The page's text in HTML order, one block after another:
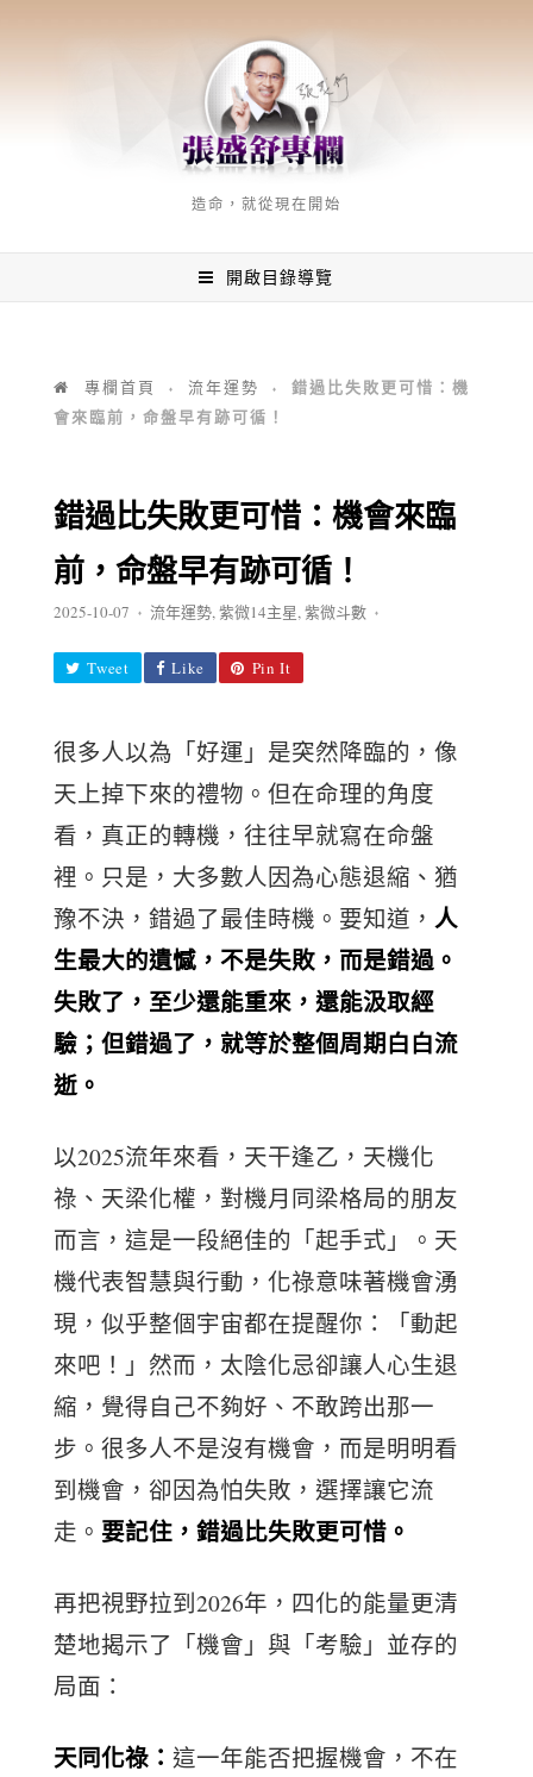
造命，就從現在開始
開啟目錄導覽
專欄首頁 ♦ 流年運勢 ♦
錯過比失敗更可惜：機
會來臨前，命盤早有跡可循！
錯過比失敗更可惜：機會來臨
前，命盤早有跡可循！
2025-10-07 ♦ 流年運勢,紫微14主星,紫微斗數 ♦
Tweet Like Pin It
很多人以為「好運」是突然降臨的，像
天上掉下來的禮物。但在命理的角度
看，真正的轉機，往往早就寫在命盤
裡。只是，大多數人因為心態退縮、猶
豫不決，錯過了最佳時機。要知道， 人
生最大的遺憾，不是失敗，而是錯過。
失敗了，至少還能重來，還能汲取經
驗；但錯過了，就等於整個周期白白流
逝。
以2025流年來看，天干逢乙，天機化
祿、天梁化權，對機月同梁格局的朋友
而言，這是一段絕佳的「起手式」。天
機代表智慧與行動，化祿意味著機會湧
現，似乎整個宇宙都在提醒你：「動起
來吧！」然而，太陰化忌卻讓人心生退
縮，覺得自己不夠好、不敢跨出那一
步。很多人不是沒有機會，而是明明看
到機會，卻因為怕失敗，選擇讓它流
走。 要記住，錯過比失敗更可惜。
再把視野拉到2026年，四化的能量更清
楚地揭示了「機會」與「考驗」並存的
局面：
天同化祿： 這一年能否把握機會，不在